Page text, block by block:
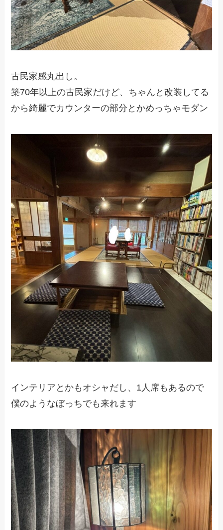
古民家感丸出し。
築70年以上の古民家だけど、ちゃんと改装してる
から綺麗でカウンターの部分とかめっちゃモダン
インテリアとかもオシャだし、1人席もあるので
僕のようなぼっちでも来れます